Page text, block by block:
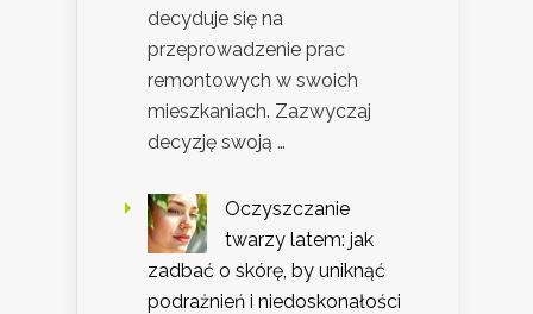
decyduje się na
przeprowadzenie prac
remontowych w swoich
mieszkaniach. Zazwyczaj
decyzję swoją …
Oczyszczanie
twarzy latem: jak
zadbać o skórę, by uniknąć
podrażnień i niedoskonałości